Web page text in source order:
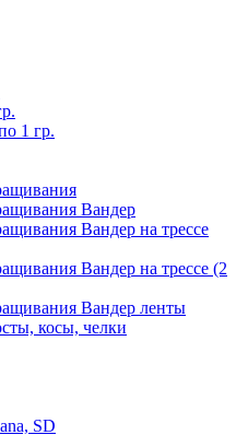
1 гр.
Вандер
Вандер на трессе
Вандер на трессе (2
Вандер ленты
косы, челки
SD